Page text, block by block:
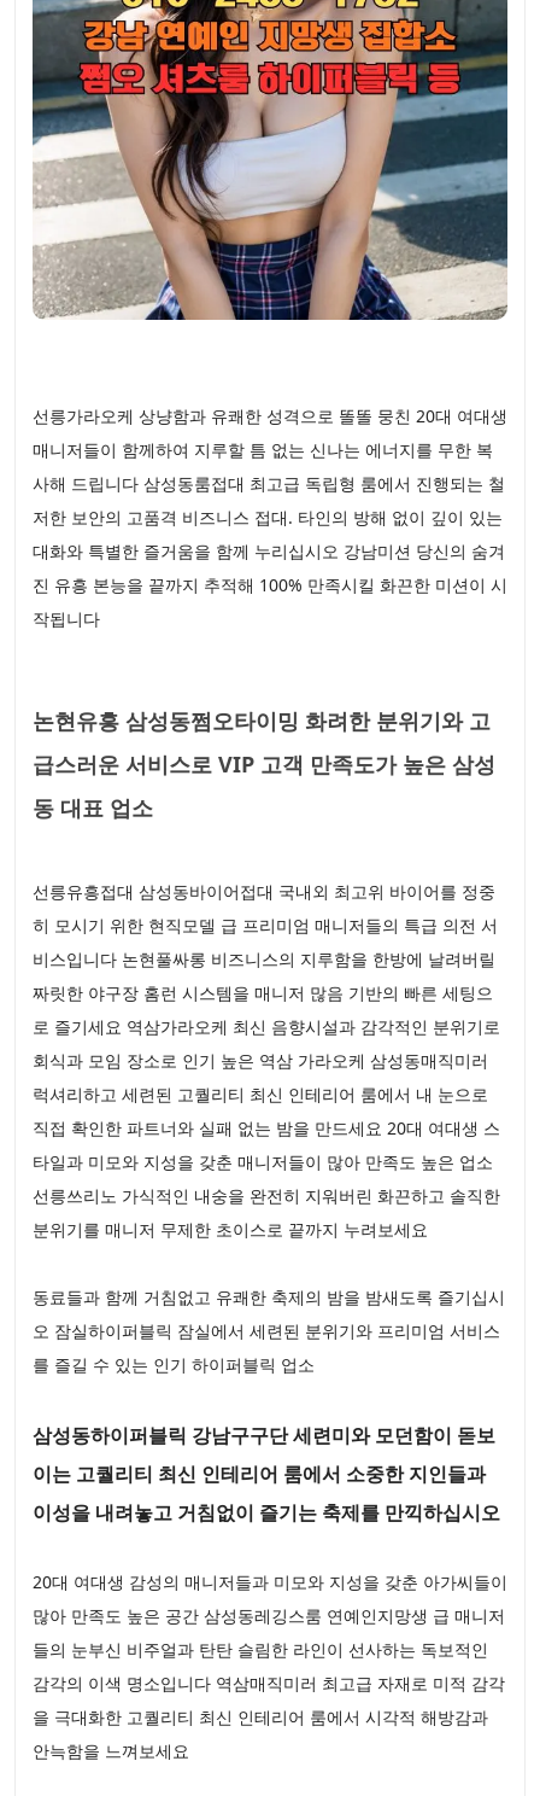
선릉가라오케 상냥함과 유쾌한 성격으로 똘똘 뭉친 20대 여대생
매니저들이 함께하여 지루할 틈 없는 신나는 에너지를 무한 복
사해 드립니다 삼성동룸접대 최고급 독립형 룸에서 진행되는 철
저한 보안의 고품격 비즈니스 접대. 타인의 방해 없이 깊이 있는
대화와 특별한 즐거움을 함께 누리십시오 강남미션 당신의 숨겨
진 유흥 본능을 끝까지 추적해 100% 만족시킬 화끈한 미션이 시
작됩니다
논현유흥 삼성동쩜오타이밍 화려한 분위기와 고
급스러운 서비스로 VIP 고객 만족도가 높은 삼성
동 대표 업소
선릉유흥접대 삼성동바이어접대 국내외 최고위 바이어를 정중
히 모시기 위한 현직모델 급 프리미엄 매니저들의 특급 의전 서
비스입니다 논현풀싸롱 비즈니스의 지루함을 한방에 날려버릴
짜릿한 야구장 홈런 시스템을 매니저 많음 기반의 빠른 세팅으
로 즐기세요 역삼가라오케 최신 음향시설과 감각적인 분위기로
회식과 모임 장소로 인기 높은 역삼 가라오케 삼성동매직미러
럭셔리하고 세련된 고퀄리티 최신 인테리어 룸에서 내 눈으로
직접 확인한 파트너와 실패 없는 밤을 만드세요 20대 여대생 스
타일과 미모와 지성을 갖춘 매니저들이 많아 만족도 높은 업소
선릉쓰리노 가식적인 내숭을 완전히 지워버린 화끈하고 솔직한
분위기를 매니저 무제한 초이스로 끝까지 누려보세요
동료들과 함께 거침없고 유쾌한 축제의 밤을 밤새도록 즐기십시
오 잠실하이퍼블릭 잠실에서 세련된 분위기와 프리미엄 서비스
를 즐길 수 있는 인기 하이퍼블릭 업소
삼성동하이퍼블릭 강남구구단 세련미와 모던함이 돋보
이는 고퀄리티 최신 인테리어 룸에서 소중한 지인들과
이성을 내려놓고 거침없이 즐기는 축제를 만끽하십시오
20대 여대생 감성의 매니저들과 미모와 지성을 갖춘 아가씨들이
많아 만족도 높은 공간 삼성동레깅스룸 연예인지망생 급 매니저
들의 눈부신 비주얼과 탄탄 슬림한 라인이 선사하는 독보적인
감각의 이색 명소입니다 역삼매직미러 최고급 자재로 미적 감각
을 극대화한 고퀄리티 최신 인테리어 룸에서 시각적 해방감과
안늑함을 느껴보세요